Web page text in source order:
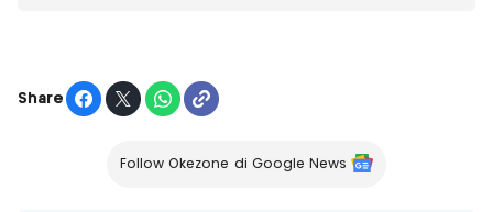
Share
Follow Okezone di Google News